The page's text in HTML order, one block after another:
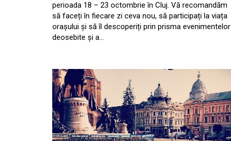
perioada 18 – 23 octombrie în Cluj. Vă recomandăm
să faceți în fiecare zi ceva nou, să participați la viața
orașului și să îl descoperiți prin prisma evenimentelor
deosebite și a…